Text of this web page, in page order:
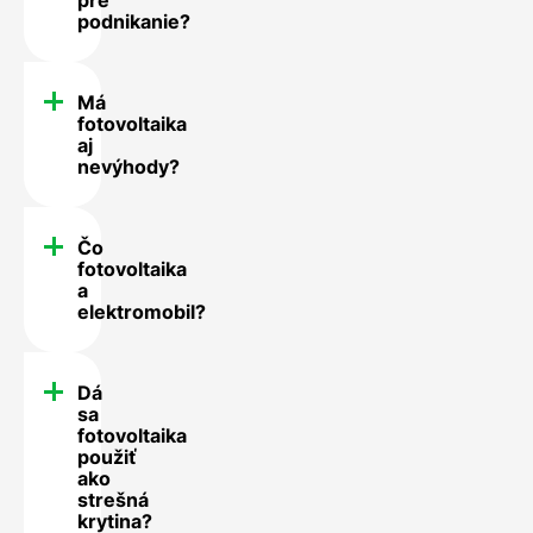
podnikanie?
Má
fotovoltaika
aj
nevýhody?
Čo
fotovoltaika
a
elektromobil?
Dá
sa
fotovoltaika
použiť
ako
strešná
krytina?